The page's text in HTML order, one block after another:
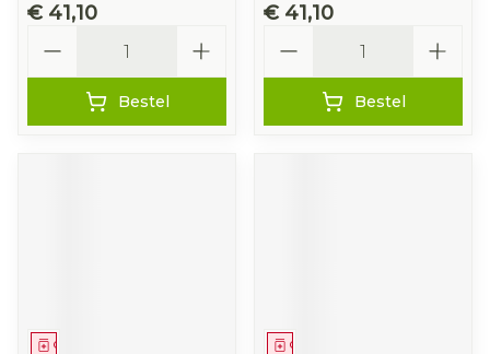
€ 41,10
Bestel
€ 41,10
Bestel
Geneesmiddel Geneesmiddel